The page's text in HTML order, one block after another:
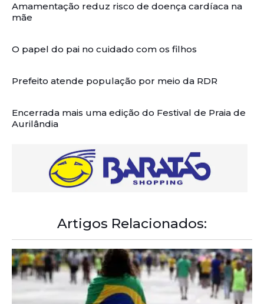
Amamentação reduz risco de doença cardíaca na
mãe
O papel do pai no cuidado com os filhos
Prefeito atende população por meio da RDR
Encerrada mais uma edição do Festival de Praia de
Aurilândia
Artigos Relacionados: